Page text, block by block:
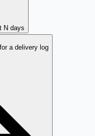
N days
a delivery log